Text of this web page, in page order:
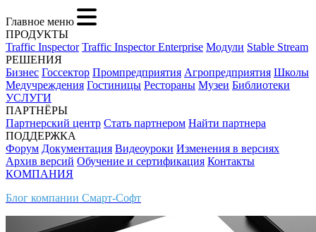
Главное меню
ПРОДУКТЫ
Traffic Inspector Traffic Inspector Enterprise Модули Stable Stream
РЕШЕНИЯ
Бизнес Госсектор Промпредприятия Агропредприятия Школы
Медучреждения Гостиницы Рестораны Музеи Библиотеки
УСЛУГИ
ПАРТНЁРЫ
Партнерский центр Стать партнером Найти партнера
ПОДДЕРЖКА
Форум Документация Видеоуроки Изменения в версиях
Архив версий Обучение и сертификация Контакты
КОМПАНИЯ
Блог компании Смарт-Софт